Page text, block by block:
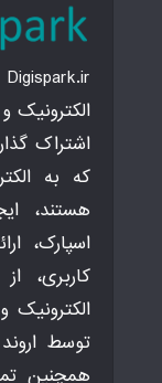
الکترونیک
اشتراک
که به
هستند،
اسپارک،
کاربری،
توسط
همچنین